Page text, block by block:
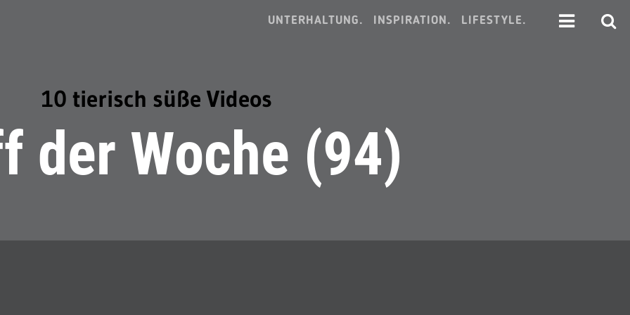
UNTERHALTUNG. INSPIRATION. LIFESTYLE.
10 tierisch süße Videos
der Woche (94)